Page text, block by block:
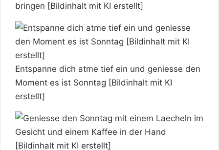
bringen [Bildinhalt mit KI erstellt]
Entspanne dich atme tief ein und geniesse den
Moment es ist Sonntag [Bildinhalt mit KI
erstellt]